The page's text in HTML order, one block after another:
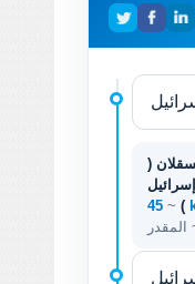
(
)
~
~